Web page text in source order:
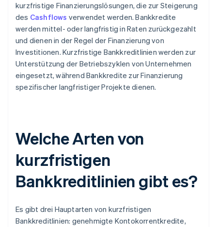
kurzfristige Finanzierungslösungen, die zur Steigerung
des Cashflows verwendet werden. Bankkredite
werden mittel- oder langfristig in Raten zurückgezahlt
und dienen in der Regel der Finanzierung von
Investitionen. Kurzfristige Bankkreditlinien werden zur
Unterstützung der Betriebszyklen von Unternehmen
eingesetzt, während Bankkredite zur Finanzierung
spezifischer langfristiger Projekte dienen.
Welche Arten von
kurzfristigen
Bankkreditlinien gibt es?
Es gibt drei Hauptarten von kurzfristigen
Bankkreditlinien: genehmigte Kontokorrentkredite,